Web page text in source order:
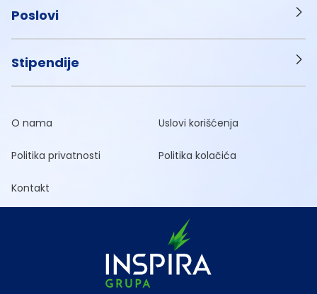
Poslovi
Stipendije
O nama Uslovi korišćenja
Politika privatnosti Politika kolačića
Kontakt